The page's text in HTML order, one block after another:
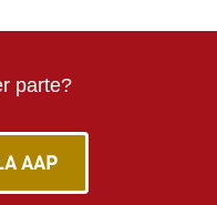
parte?
AAP